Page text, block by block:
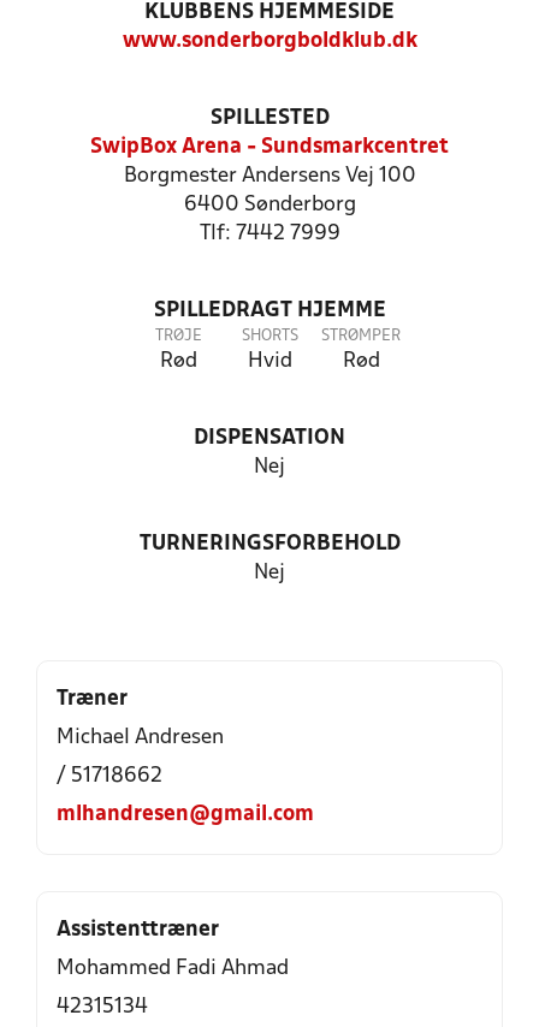
KLUBBENS HJEMMESIDE
www.sonderborgboldklub.dk
SPILLESTED
SwipBox Arena - Sundsmarkcentret
Borgmester Andersens Vej 100
6400 Sønderborg
Tlf: 7442 7999
SPILLEDRAGT HJEMME
TRØJE
Rød
SHORTS
Hvid
STRØMPER
Rød
DISPENSATION
Nej
TURNERINGSFORBEHOLD
Nej
Træner
Michael Andresen
/ 51718662
mlhandresen@gmail.com
Assistenttræner
Mohammed Fadi Ahmad
42315134